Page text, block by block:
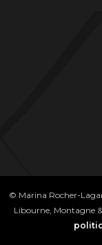
© Marina Rocher-
Libourne, Montagne